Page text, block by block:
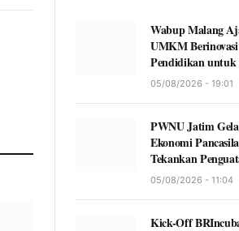
Wabup Malang
UMKM
Pendidikan untuk
05/08/2026 - 19:01
PWNU Jatim
Ekonomi
Tekankan
05/08/2026 - 11:04
Kick-Off